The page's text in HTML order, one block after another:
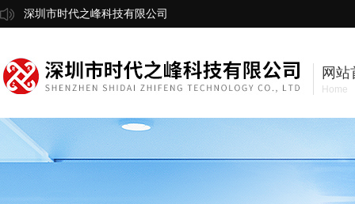
深圳市时代之峰科技有限公司
网站
Home